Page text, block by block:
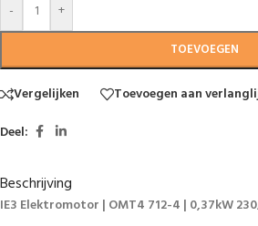
-
+
TOEVOEGEN
Vergelijken
Toevoegen aan
Deel:
Beschrijving
IE3 Elektromotor | OMT4 712-4 | 0,37kW